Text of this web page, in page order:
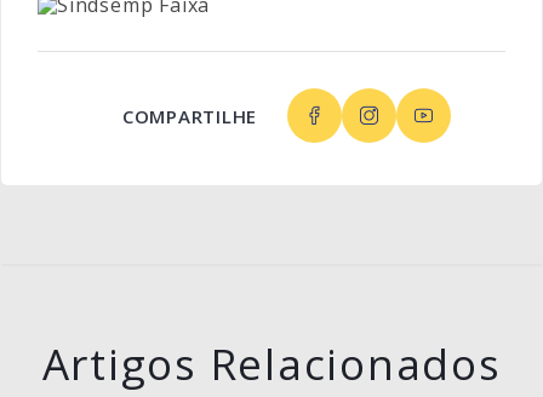
COMPARTILHE
Artigos Relacionados